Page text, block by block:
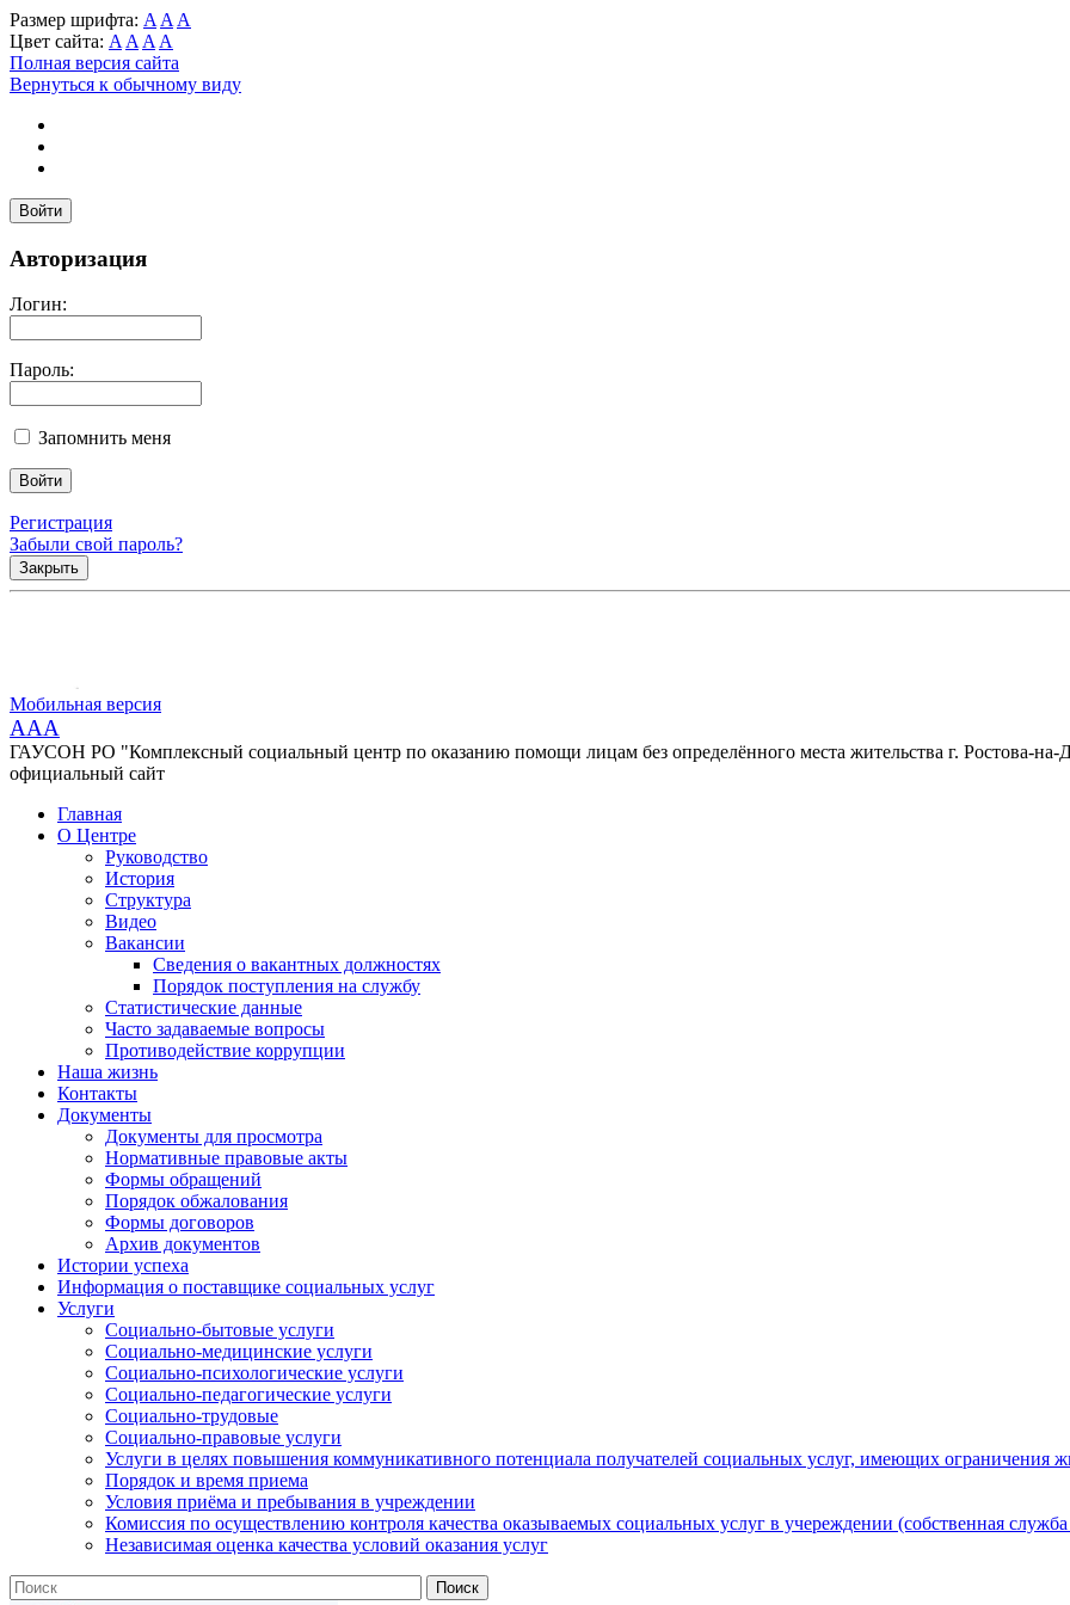
Размер шрифта: A A A
Цвет сайта: A A A A
Полная версия сайта
Вернуться к обычному виду
Войти
Авторизация
Логин:
Пароль:
Запомнить меня
Регистрация
Забыли свой пароль?
Закрыть
Мобильная версия
AAA
ГАУСОН РО "Комплексный социальный центр по оказанию помощи лицам без определённого места жительства г. Ростова-на-
официальный сайт
Главная
О Центре
Руководство
История
Структура
Видео
Вакансии
Сведения о вакантных должностях
Порядок поступления на службу
Статистические данные
Часто задаваемые вопросы
Противодействие коррупции
Наша жизнь
Контакты
Документы
Документы для просмотра
Нормативные правовые акты
Формы обращений
Порядок обжалования
Формы договоров
Архив документов
Истории успеха
Информация о поставщике социальных услуг
Услуги
Социально-бытовые услуги
Социально-медицинские услуги
Социально-психологические услуги
Социально-педагогические услуги
Социально-трудовые
Социально-правовые услуги
Услуги в целях повышения коммуникативного потенциала получателей социальных услуг, имеющих ограничения
Порядок и время приема
Условия приёма и пребывания в учреждении
Комиссия по осуществлению контроля качества оказываемых социальных услуг в учереждении (собственная
Независимая оценка качества условий оказания услуг